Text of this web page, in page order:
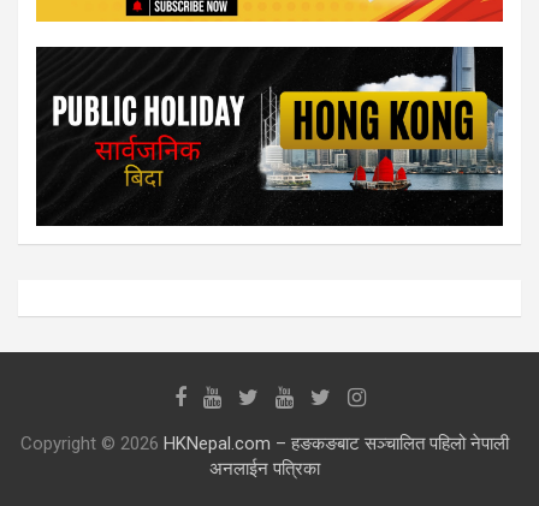
Copyright © 2026 HKNepal.com – हङकङबाट सञ्चालित पहिलो नेपाली
अनलाईन पत्रिका